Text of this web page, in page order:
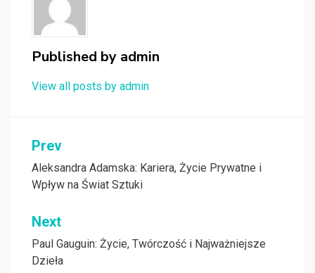
Published by admin
View all posts by admin
Nawigacja
wpisu
Prev
Aleksandra Adamska: Kariera, Życie Prywatne i
Wpływ na Świat Sztuki
Next
Paul Gauguin: Życie, Twórczość i Najważniejsze
Dzieła